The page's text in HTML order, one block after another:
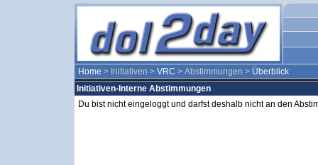
Home > Initiativen > VRC > Abstimmungen > Überblick
Initiativen-Interne Abstimmungen
Du bist nicht eingeloggt und darfst deshalb nicht an den